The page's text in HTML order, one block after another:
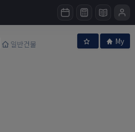
일반건물 My